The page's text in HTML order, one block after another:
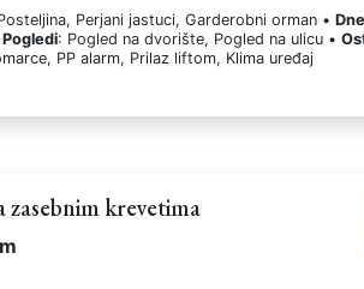
Perjani jastuci, Garderobni orman •
Pogledi: Pogled na dvorište, Pogled na ulicu •
PP alarm, Prilaz liftom, Klima uređaj
zasebnim krevetima